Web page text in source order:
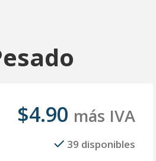
$4.90 más IVA
39 disponibles